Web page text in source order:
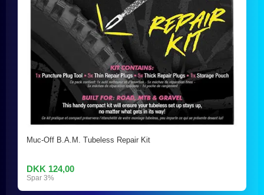
Muc-Off B.A.M. Tubeless Repair Kit
DKK 124,00
Spar 3%